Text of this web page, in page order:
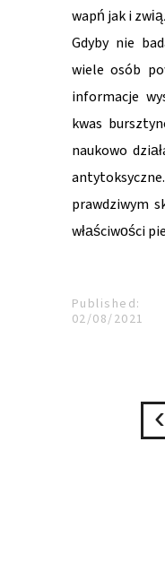
wapń jak i
Gdyby nie
wiele osób
informacje
kwas
naukowo
prawdziwym
właściwości
Published:
02/08/2021